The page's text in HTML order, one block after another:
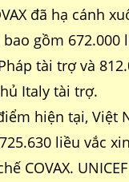
đã hạ cánh
gồm 672.000
tài trợ và
Italy tài trợ.
hiện tại, Việt
liều vắc
COVAX.